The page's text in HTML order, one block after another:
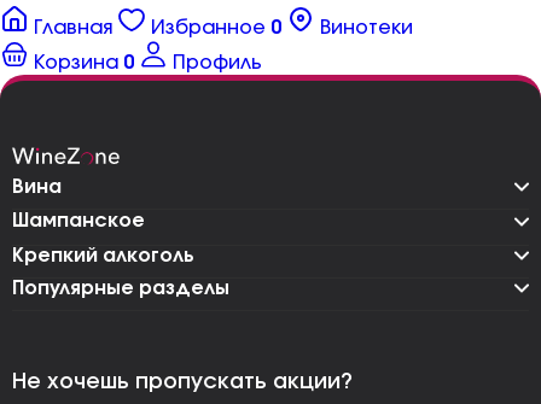
Главная Избранное 0
Винотеки
Корзина 0 Профиль
Вина
Шампанское
Крепкий алкоголь
Популярные разделы
Не хочешь пропускать акции?